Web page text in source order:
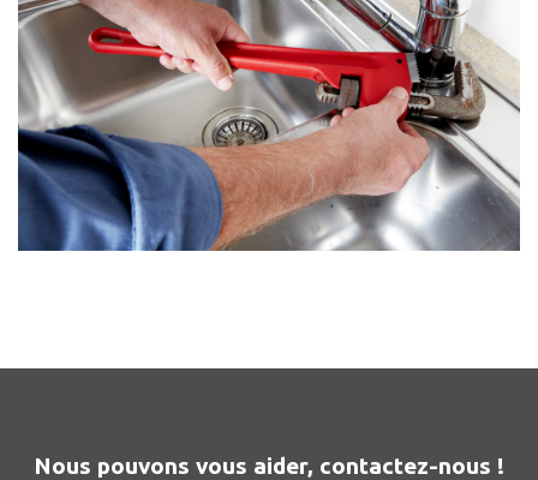
Nous pouvons vous aider, contactez-nous !